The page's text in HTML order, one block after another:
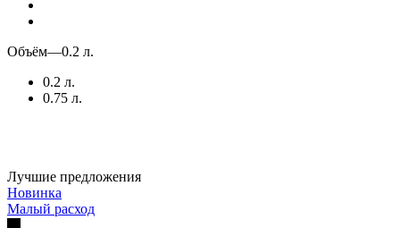
Объём—0.2 л.
0.2 л.
0.75 л.
Лучшие предложения
Новинка
Малый расход